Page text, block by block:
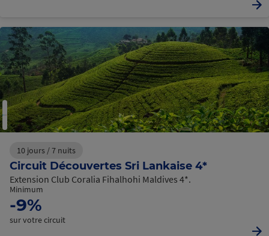
10 jours / 7 nuits
Circuit Découvertes Sri Lankaise 4*
Extension Club Coralia Fihalhohi Maldives 4*.
Minimum
-9%
sur votre circuit